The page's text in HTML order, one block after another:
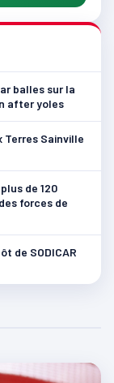
balles sur la
after yoles
Terres Sainville
de 120
forces de
de SODICAR